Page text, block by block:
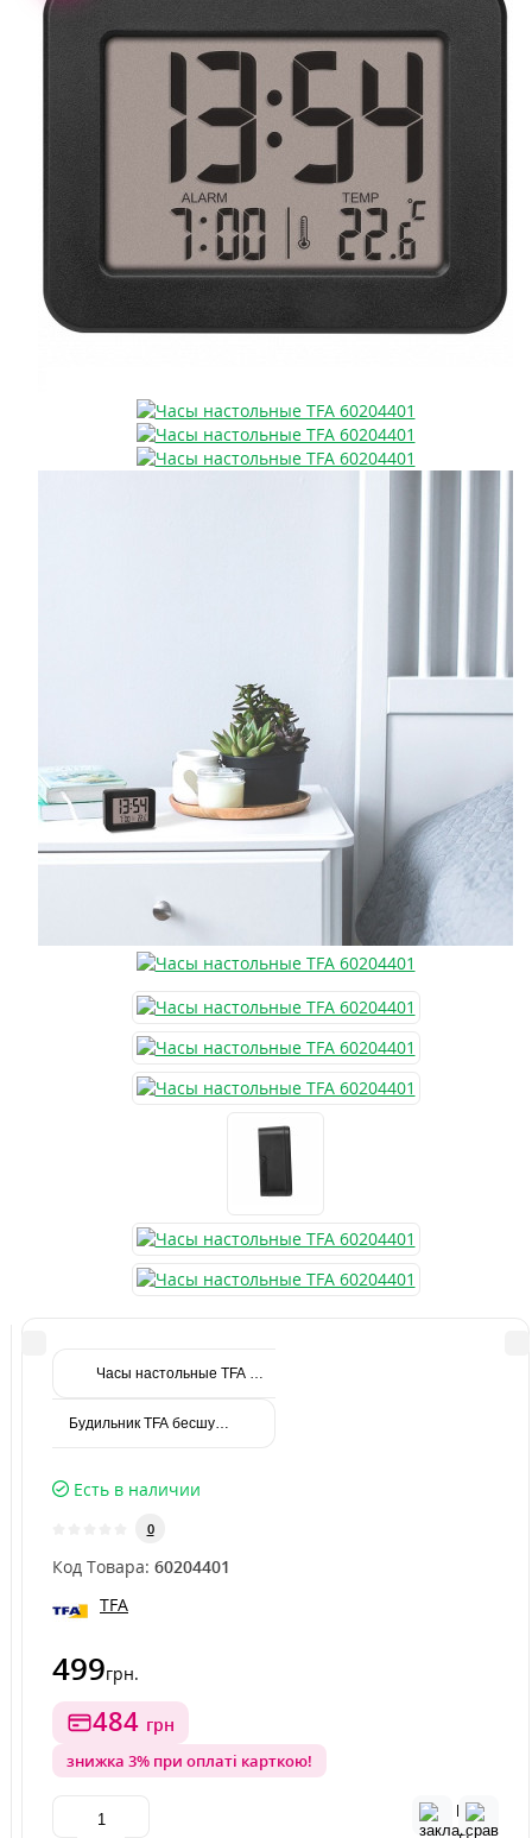
Часы настольные TFA 60204402
Будильник TFA бесшумный серый 113x50x113 мм (60104310)
Есть в наличии
0
Код Товара: 60204401
TFA
499грн.
484 грн
знижка 3% при оплаті карткою!